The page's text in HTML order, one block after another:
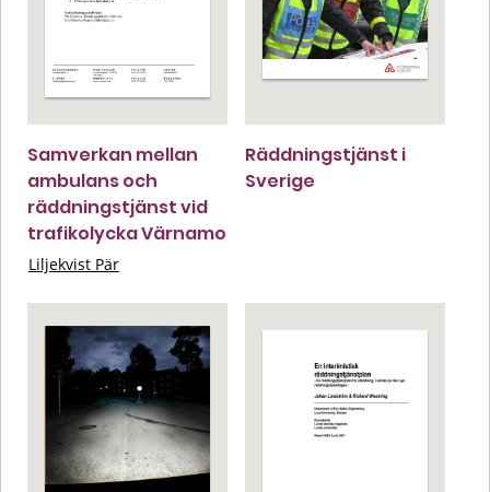
Samverkan mellan
ambulans och
räddningstjänst vid
trafikolycka Värnamo
Liljekvist Pär
Räddningstjänst i
Sverige